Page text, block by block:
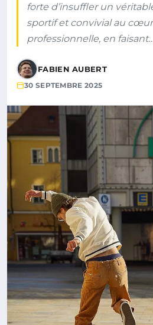
forte d’insuffler un
sportif et convivial au
professionnelle, en
FABIEN AUBERT
30 SEPTEMBRE 2025